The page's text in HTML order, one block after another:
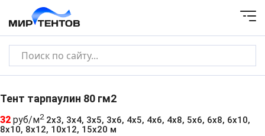
Тент тарпаулин 80 гм2
32 руб/м2 2х3, 3х4, 3х5, 3х6, 4х5, 4х6, 4х8, 5х6, 6х8, 6х10,
8х10, 8х12, 10х12, 15х20 м